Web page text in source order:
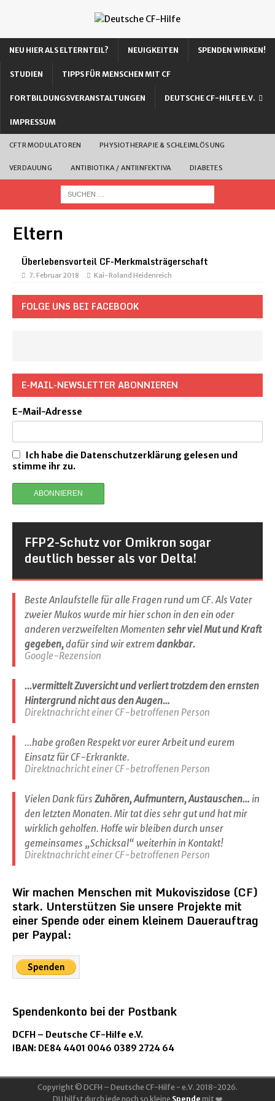
NEU HIER ALS ELTERNTEIL? NEUIGKEITEN SPENDEN WIRKEN!
STUDIEN TIPPS FÜR MENSCHEN MIT CF
FORTBILDUNGSVERANSTALTUNGEN DEUTSCHE CF-HILFE E.V.
IMPRESSUM
CFTR MODULATOREN PHYSIOTHERAPIE & SCHLEIMLÖSUNG
VERDAUUNG ANTIBIOTIKA / ANTIINFEKTIVA DIABETES
Eltern
Überlebensvorteil CF-Merkmalsträgerschaft
7. Februar 2018 Kai-Roland Heidenreich
FOLGE UNS BEI FACEBOOK
E-MAIL-NEWSLETTER ABONNIEREN
E-Mail-Adresse
Ich habe die Datenschutzerklärung gelesen und
stimme ihr zu.
FFP2-Schutz vor Omikron sogar
deutlich besser als vor Delta!
Beste Anlaufstelle für alle Fragen rund um CF. Als Vater
zweier Mukos wurde mir hier schon in den ein oder
anderen verzweifelten Momenten sehr viel Mut und Kraft
gegeben,dafür sind wir extremdankbar.
Google-Rezension
...vermittelt Zuversicht und verliert trotzdem den ernsten
Hintergrund nicht aus den Augen…
Direktnachricht einer CF-betroffenen Person
...habe großen Respekt vor eurer Arbeit und eurem
Einsatz für CF-Erkrankte.
Direktnachricht einer CF-betroffenen Person
Vielen Dank fürs Zuhören, Aufmuntern, Austauschen… in
den letzten Monaten. Mir tat dies sehr gut und hat mir
wirklich geholfen. Hoffe wir bleiben durch unser
gemeinsames „Schicksal“ weiterhin in Kontakt!
Direktnachricht einer CF-betroffenen Person
Wir machen Menschen mit Mukoviszidose (CF)
stark. Unterstützen Sie unsere Projekte mit
einer Spende oder einem kleinem Dauerauftrag
per Paypal:
Spendenkonto bei der Postbank
DCFH – Deutsche CF-Hilfe e.V.
IBAN: DE84 4401 0046 0389 2724 64
Copyright © DCFH – Deutsche CF-Hilfe - e.V. 2018-2026.
DU hilfst durch jede noch so kleine Spende mit ❤️